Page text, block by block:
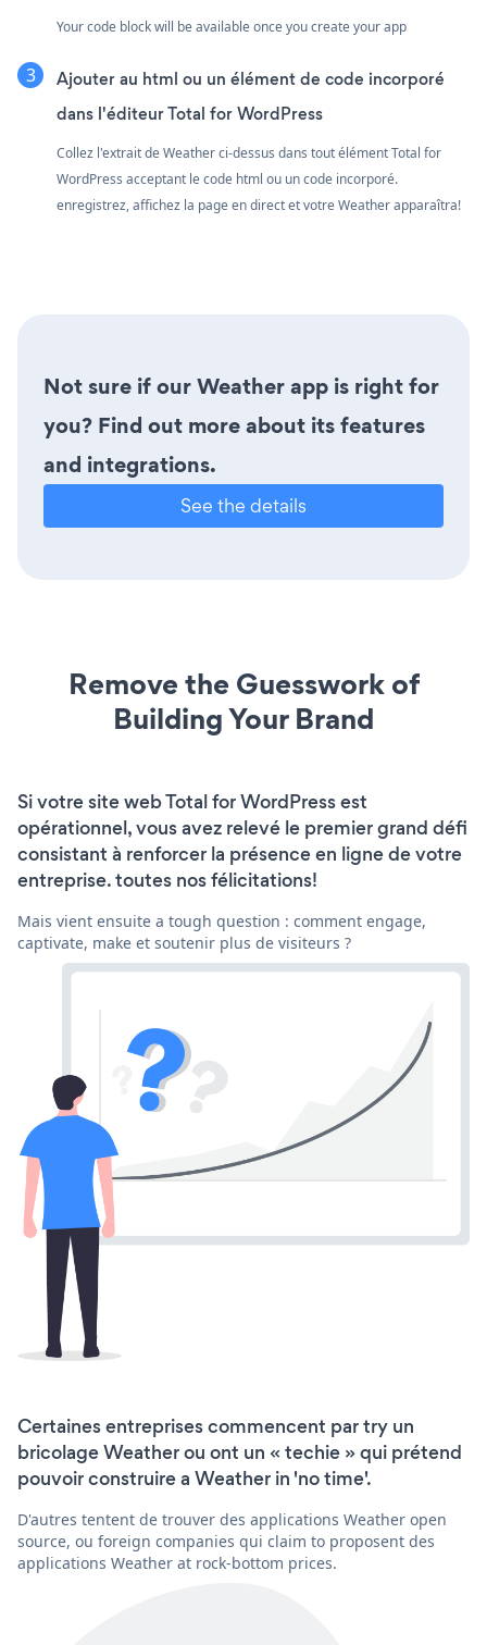
Your code block will be available once you create your app
Ajouter au html ou un élément de code incorporé
dans l'éditeur Total for WordPress
Collez l'extrait de Weather ci-dessus dans tout élément Total for
WordPress acceptant le code html ou un code incorporé.
enregistrez, affichez la page en direct et votre Weather apparaîtra!
Not sure if our Weather app is right for
you? Find out more about its features
and integrations.
See the details
Remove the Guesswork of
Building Your Brand
Si votre site web Total for WordPress est
opérationnel, vous avez relevé le premier grand défi
consistant à renforcer la présence en ligne de votre
entreprise. toutes nos félicitations!
Mais vient ensuite a tough question : comment engage,
captivate, make et soutenir plus de visiteurs ?
Certaines entreprises commencent par try un
bricolage Weather ou ont un « techie » qui prétend
pouvoir construire a Weather in 'no time'.
D'autres tentent de trouver des applications Weather open
source, ou foreign companies qui claim to proposent des
applications Weather at rock-bottom prices.